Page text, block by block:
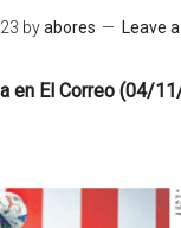
byabores Leave
en El Correo (04/